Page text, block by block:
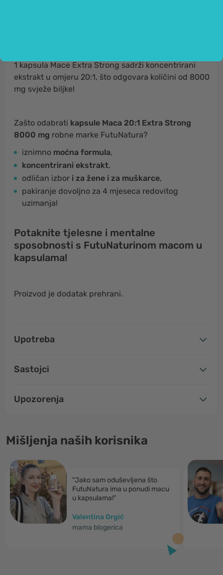
1 kapsula Mace Extra Strong sadrži koncentrirani
ekstrakt u omjeru 20:1, što odgovara količini od 8000
mg svježe biljke!
Zašto odabrati kapsule Maca 20:1 Extra Strong
8000 mg robne marke FutuNatura?
iznimno moćna formula,
koncentrirani ekstrakt,
odličan izbor i za žene i za muškarce,
pakiranje dovoljno za 4 mjeseca redovitog
uzimanja!
Potaknite tjelesne i mentalne
sposobnosti s FutuNaturinom macom u
kapsulama!
Proizvod je dodatak prehrani.
Upotreba
Sastojci
Upozorenja
Mišljenja naših korisnika
"Jako sam oduševljena što
FutuNatura ima u ponudi macu
u kapsulama!"
Valentina Grgić
mama blogerica